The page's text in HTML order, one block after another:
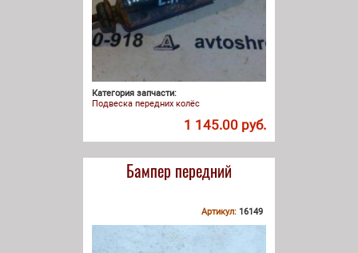
Категория запчасти:
Подвеска передних колёс
1 145.00 руб.
Бампер передний
Артикул: 16149